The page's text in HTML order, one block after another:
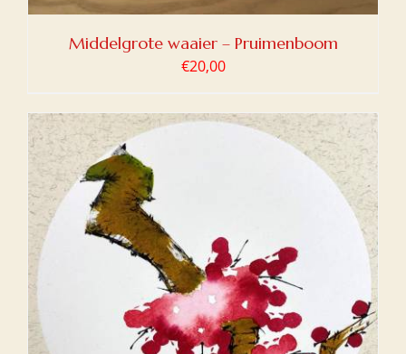
Middelgrote waaier – Pruimenboom
€20,00